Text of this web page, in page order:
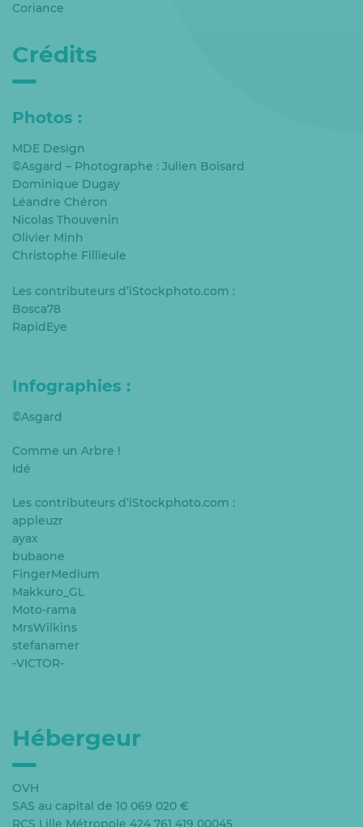
Coriance
Crédits
Photos :
MDE Design
©Asgard – Photographe : Julien Boisard
Dominique Dugay
Léandre Chéron
Nicolas Thouvenin
Olivier Minh
Christophe Fillieule
Les contributeurs d’iStockphoto.com :
Bosca78
RapidEye
Infographies :
©Asgard
Comme un Arbre !
Idé
Les contributeurs d’iStockphoto.com :
appleuzr
ayax
bubaone
FingerMedium
Makkuro_GL
Moto-rama
MrsWilkins
stefanamer
-VICTOR-
Hébergeur
OVH
SAS au capital de 10 069 020 €
RCS Lille Métropole 424 761 419 00045